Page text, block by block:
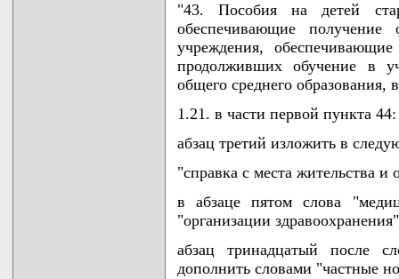
"43. Пособия на детей
обеспечивающие получение
учреждения,
продолживших обучение в
общего среднего
1.21. в части первой пункта 44:
абзац третий изложить в
"справка с места жительства и
в абзаце пятом слова
"организации
абзац тринадцатый после
дополнить словами "частные